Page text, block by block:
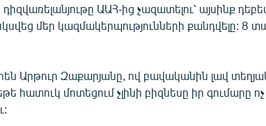
ԱԱՀ-ից չազատելու՝ այսինք
մեր կազմակերպությունների քանդվելը: 8
Արթուր Զաքարյանը, ով բավականին լավ
հատուկ մոտեցում չլինի բիզնեսը իր գումարը